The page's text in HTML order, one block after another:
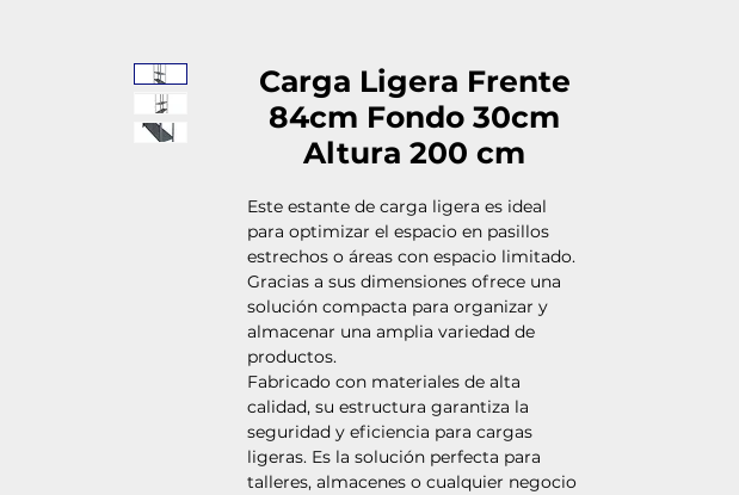
Carga Ligera Frente
84cm Fondo 30cm
Altura 200 cm
Este estante de carga ligera es ideal
para optimizar el espacio en pasillos
estrechos o áreas con espacio limitado.
Gracias a sus dimensiones ofrece una
solución compacta para organizar y
almacenar una amplia variedad de
productos.
Fabricado con materiales de alta
calidad, su estructura garantiza la
seguridad y eficiencia para cargas
ligeras. Es la solución perfecta para
talleres, almacenes o cualquier negocio